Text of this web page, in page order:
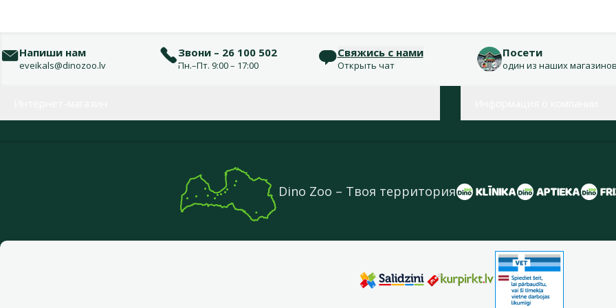
Напиши нам
eveikals@dinozoo.lv
Звони – 26 100 502
Пн.–Пт. 9:00 – 17:00
Свяжись с нами
Открыть чат
Посети
один из наших
Dino Zoo – Твоя территория